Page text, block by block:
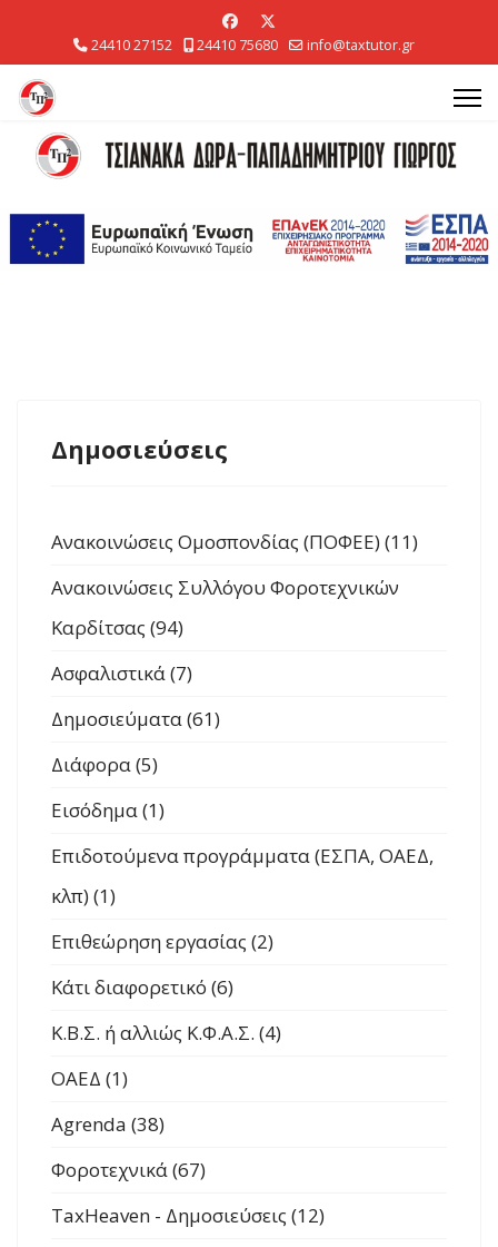
24410 27152 24410 75680 info@taxtutor.gr
Δημοσιεύσεις
Ανακοινώσεις Ομοσπονδίας (ΠΟΦΕΕ) (11)
Ανακοινώσεις Συλλόγου Φοροτεχνικών
Καρδίτσας (94)
Ασφαλιστικά (7)
Δημοσιεύματα (61)
Διάφορα (5)
Εισόδημα (1)
Επιδοτούμενα προγράμματα (ΕΣΠΑ, ΟΑΕΔ,
κλπ) (1)
Επιθεώρηση εργασίας (2)
Κάτι διαφορετικό (6)
Κ.Β.Σ. ή αλλιώς Κ.Φ.Α.Σ. (4)
ΟΑΕΔ (1)
Agrenda (38)
Φοροτεχνικά (67)
TaxHeaven - Δημοσιεύσεις (12)